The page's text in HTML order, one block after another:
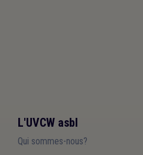
L'UVCW asbl
Qui sommes-nous?